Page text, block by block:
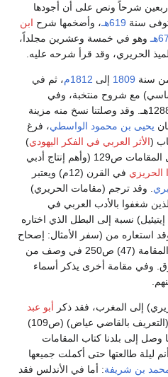
شرحاً ونص على أن أجودها
سنة 619هـ ، وأضخمها شرح ابن
وهو في خمسة وعشرين مجلداً،
الحريري، وقد قرأ شرحه عليه.
سنة 1809 إلى 1812م
، ثم في
(دي ساسي) مع شروح منتخبة، وفي
) سنة 1836 وفي بولاق 1288هـ. وقد وصلتنا نسخ منه مزينة
يحيى بن محمود الواسطي، فرغ
الأثر العربي في الفكر اليهودي)
وفيه فصل المقامات ص129 (وأهم إنتاج أدبي
الحريزي
في القرن (12م) ويعتبر
. وقد ترجم (مقامات الحريري)
شغفوا بالأدب العربي في
نسبة إلى البطل الذي اختاره
استعاره من (سفر الأمثال: إصحاح
30) أما كتاب (مقاماته) هو فأهما المقامة (47) ص250 في وصف من
وفي مقامة أخرى يذكر أسماء
إلى المغرب، فقد ذكر أبو عبد
في كتابه (التعريف بالقاضي عياض) (ص109)
إلى بلدنا كتاب المقامات
ليلة طالعتها حتى أكملت جميعها
بن شريفة: أما في الأندلس فقد